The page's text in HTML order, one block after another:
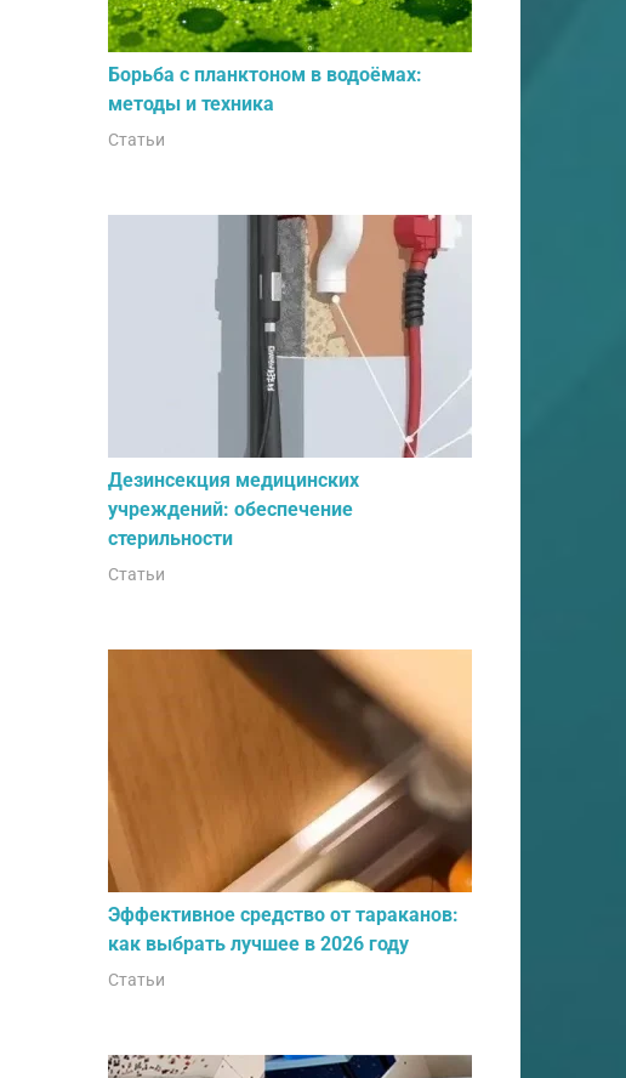
Борьба с планктоном в водоёмах:
методы и техника
Статьи
Дезинсекция медицинских
учреждений: обеспечение
стерильности
Статьи
Эффективное средство от тараканов:
как выбрать лучшее в 2026 году
Статьи